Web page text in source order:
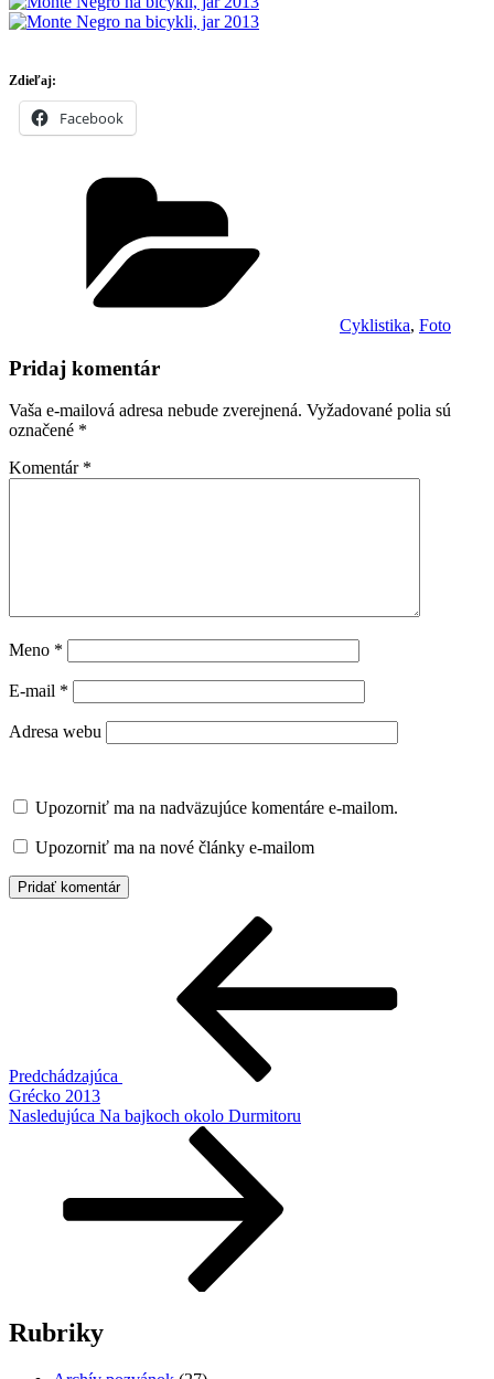
Zdieľaj:
Facebook
Cyklistika, Foto
Pridaj komentár
Vaša e-mailová adresa nebude zverejnená. Vyžadované polia sú
označené *
Komentár *
Meno *
E-mail *
Adresa webu
Upozorniť ma na nadväzujúce komentáre e-mailom.
Upozorniť ma na nové články e-mailom
Predchádzajúca
Grécko 2013
Ďalší
Nasledujúca Na bajkoch okolo Durmitoru
Rubriky